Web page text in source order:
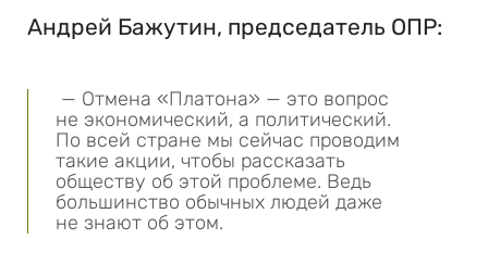
Андрей Бажутин, председатель ОПР:
— Отмена «Платона» — это вопрос
не экономический, а политический.
По всей стране мы сейчас проводим
такие акции, чтобы рассказать
обществу об этой проблеме. Ведь
большинство обычных людей даже
не знают об этом.